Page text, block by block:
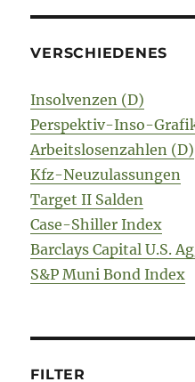
VERSCHIEDENES
Insolvenzen (D)
Perspektiv-Inso-
Arbeitslosenzahlen (D)
Kfz-Neuzulassungen
Target II Salden
Case-Shiller Index
Barclays Capital U.S.
S&P Muni Bond Index
FILTER